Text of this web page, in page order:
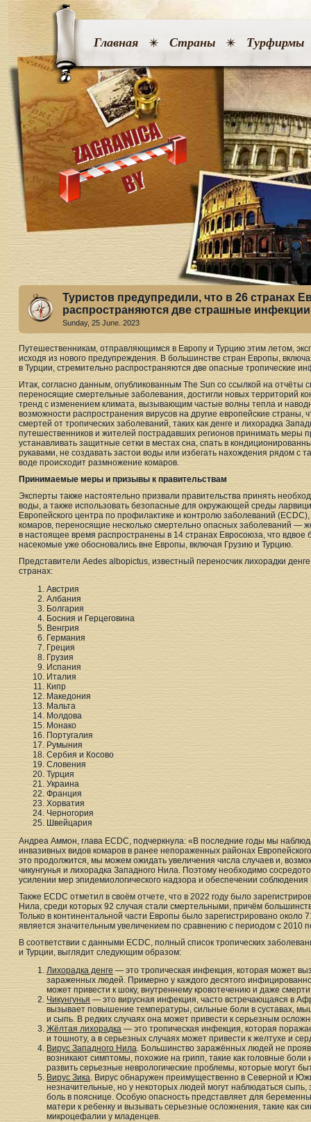
Главная Страны Турфирмы
Туристов предупредили, что в 26 странах
распространяются две страшные инфекции
Sunday, 25 June. 2023
Путешественникам, отправляющимся в Европу и Турцию этим летом,
исходя из нового предупреждения. В большинстве стран Европы,
в Турции, стремительно распространяются две опасные тропические
Итак, согласно данным, опубликованным The Sun со ссылкой на отчёты
переносящие смертельные заболевания, достигли новых территорий
тренд с изменением климата, вызывающим частые волны тепла и
возможности распространения вирусов на другие европейские страны,
смертей от тропических заболеваний, таких как денге и лихорадка
путешественников и жителей пострадавших регионов принимать меры
устанавливать защитные сетки в местах сна, спать в
рукавами, не создавать застои воды или избегать нахождения рядом с
воде происходит размножение комаров.
Принимаемые меры и призывы к правительствам
Эксперты также настоятельно призвали правительства принять
воды, а также использовать безопасные для окружающей среды
Европейского центра по профилактике и контролю заболеваний
комаров, переносящие несколько смертельно опасных заболеваний —
в настоящее время распространены в 14 странах Евросоюза, что вдвое
насекомые уже обосновались вне Европы, включая Грузию и Турцию.
Представители Aedes albopictus, известный переносчик лихорадки
странах:
Австрия
Албания
Болгария
Босния и Герцеговина
Венгрия
Германия
Греция
Грузия
Испания
Италия
Кипр
Македония
Мальта
Молдова
Монако
Португалия
Румыния
Сербия и Косово
Словения
Турция
Украина
Франция
Хорватия
Черногория
Швейцария
Андреа Аммон, глава ECDC, подчеркнула: «В последние годы мы
инвазивных видов комаров в ранее непораженных районах
это продолжится, мы можем ожидать увеличения числа случаев и,
чикунгунья и лихорадка Западного Нила. Поэтому необходимо
усилении мер эпидемиологического надзора и обеспечении
Также ECDC отметил в своём отчете, что в 2022 году было
Нила, среди которых 92 случая стали смертельными, причём
Только в континентальной части Европы было зарегистрировано около
является значительным увеличением по сравнению с периодом с 2010
В соответствии с данными ECDC, полный список тропических
и Турции, выглядит следующим образом:
Лихорадка денге— это тропическая инфекция, которая может
зараженных людей. Примерно у каждого десятого
может привести к шоку, внутреннему кровотечению и даже
Чикунгунья — это вирусная инфекция, часто встречающаяся в
вызывает повышение температуры, сильные боли в суставах,
и сыпь. В редких случаях она может привести к серьезным
Жёлтая лихорадка — это тропическая инфекция, которая
и тошноту, а в серьезных случаях может привести к желтухе и
Вирус Западного Нила. Большинство заражённых людей не
возникают симптомы, похожие на грипп, такие как головные
развить серьезные неврологические проблемы, которые могут
Вирус Зика. Вирус обнаружен преимущественно в Северной и
незначительные, но у некоторых людей могут наблюдаться сыпь,
боль в пояснице. Особую опасность представляет для
матери к ребенку и вызывать серьезные осложнения, такие как
микроцефалии у младенцев.